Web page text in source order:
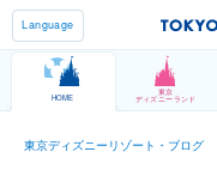
Language
HOME
東京
ディズニーランド
東京ディズニーリゾート・ブログ